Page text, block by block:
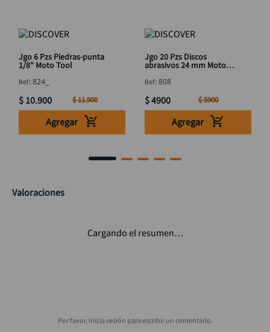
Jgo 6 Pzs Piedras-punta
1/8" Moto Tool
:824_
$ 10.900 $11.900
Agregar
Jgo 20 Pzs Discos
abrasivos 24 mm Moto
:808
$4900 $5900
Agregar
Valoraciones
Cargando el resumen…